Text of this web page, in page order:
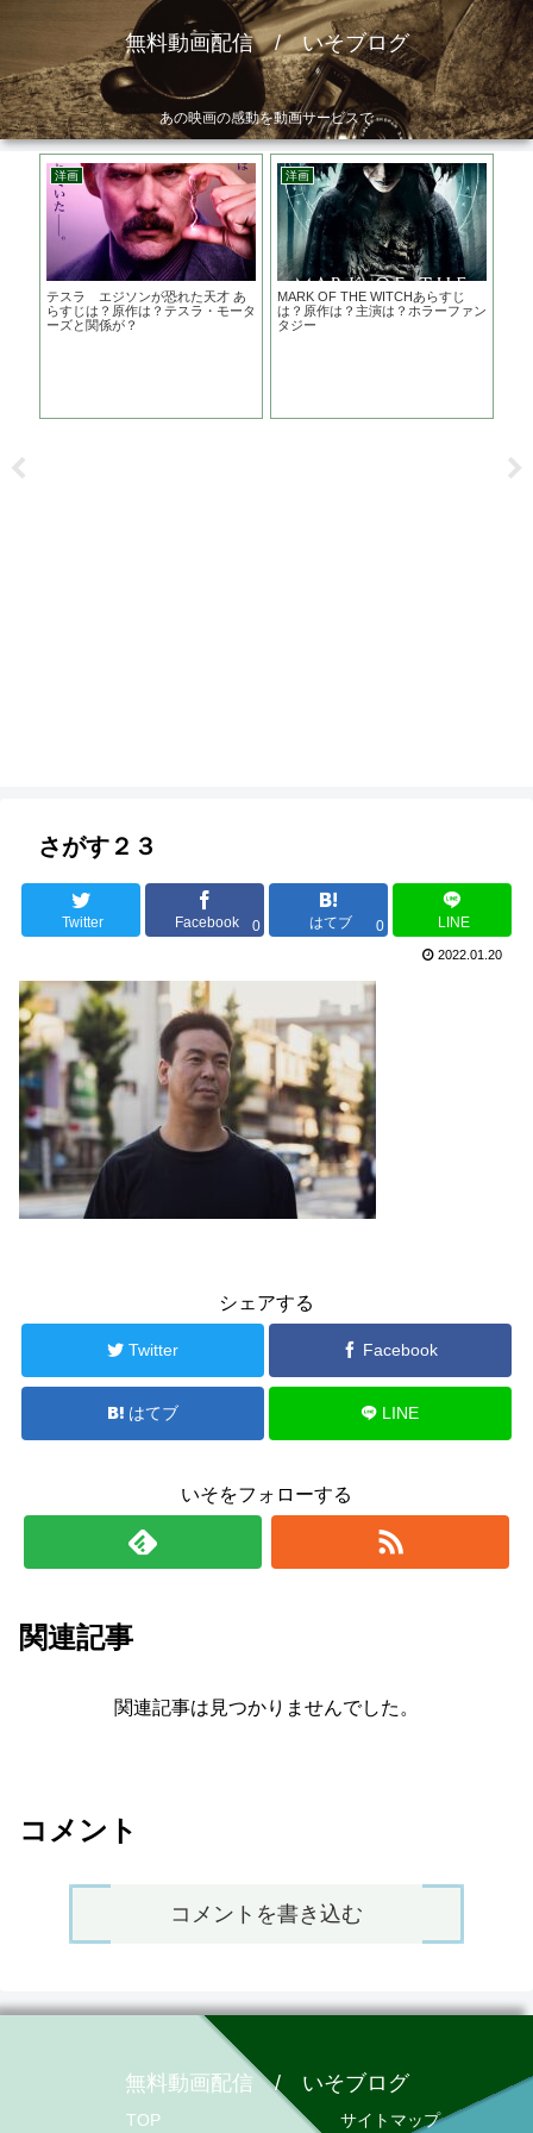
無料動画配信 / いそブログ
あの映画の感動を動画サービスで
洋画
テスラ エジソンが恐れた天才 あ
らすじは？原作は？テスラ・モータ
ーズと関係が？
洋画
MARK OF THE WITCHあらすじ
は？原作は？主演は？ホラーファン
タジー
さがす２３
Twitter Facebook 0 はてブ 0 LINE
2022.01.20
シェアする
Twitter Facebook
はてブ LINE
いそをフォローする
関連記事
関連記事は見つかりませんでした。
コメント
コメントを書き込む
無料動画配信 / いそブログ
TOP サイトマップ